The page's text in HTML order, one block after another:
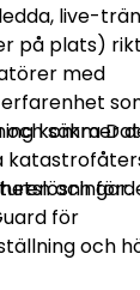
problem
praxis för
och -
en smidig
live-
på plats)
med
säkra
kommer
och
för
och